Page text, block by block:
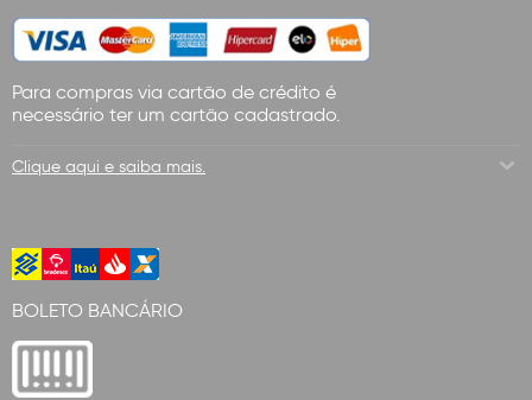
Para compras via cartão de crédito é
necessário ter um cartão cadastrado.
Clique aqui e saiba mais.
BOLETO BANCÁRIO